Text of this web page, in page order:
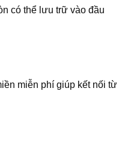
có thể lưu trữ vào đầu
miễn phí giúp kết nối từ